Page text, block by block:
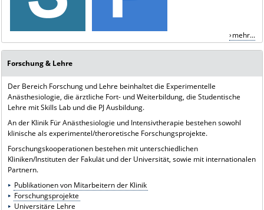
mehr...
Forschung & Lehre
Der Bereich Forschung und Lehre beinhaltet die Experimentelle
Anästhesiologie, die ärztliche Fort- und Weiterbildung, die Studentische
Lehre mit Skills Lab und die PJ Ausbildung.
An der Klinik Für Anästhesiologie und Intensivtherapie bestehen sowohl
klinische als experimentel/theroretische Forschungsprojekte.
Forschungskooperationen bestehen mit unterschiedlichen
Kliniken/Instituten der Fakulät und der Universität, sowie mit internationalen
Partnern.
Publikationen von Mitarbeitern der Klinik
Forschungsprojekte
Universitäre Lehre